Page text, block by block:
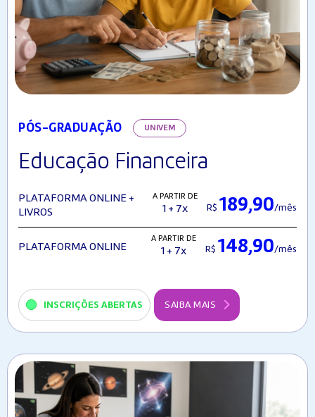
PÓS-GRADUAÇÃO UNIVEM
Educação Financeira
PLATAFORMA ONLINE +
LIVROS
A PARTIR DE
1 + 7x R$ 189,90/mês
PLATAFORMA ONLINE
A PARTIR DE
1 + 7x R$ 148,90/mês
INSCRIÇÕES ABERTAS SAIBA MAIS